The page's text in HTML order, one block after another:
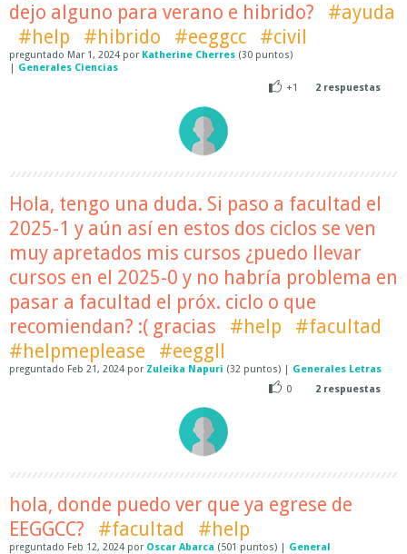
dejo alguno para verano e hibrido?
#ayuda
#help
#hibrido #eeggcc #civil
preguntado Mar 1, 2024 por Katherine Cherres (30 puntos)
| Generales Ciencias
+1
2 respuestas
Hola, tengo una duda. Si paso a facultad el
2025-1 y aún así en estos dos ciclos se ven
muy apretados mis cursos ¿puedo llevar
cursos en el 2025-0 y no habría problema en
pasar a facultad el próx. ciclo o que
recomiendan? :( gracias
#help
#facultad
#helpmeplease
#eeggll
preguntado Feb 21, 2024 por Zuleika Napuri (32 puntos) | Generales Letras
0
2 respuestas
hola, donde puedo ver que ya egrese de
EEGGCC?
#facultad #help
preguntado Feb 12, 2024 por Oscar Abarca (501 puntos) | General